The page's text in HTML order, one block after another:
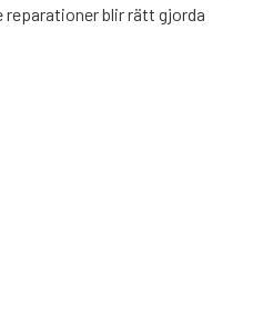
reparationer blir rätt gjorda